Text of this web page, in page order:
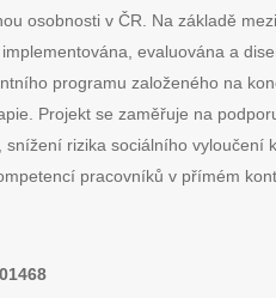
osobnosti v ČR. Na základě
evaluována a
programu založeného na
Projekt se zaměřuje na
rizika sociálního vyloučení
pracovníků v přímém